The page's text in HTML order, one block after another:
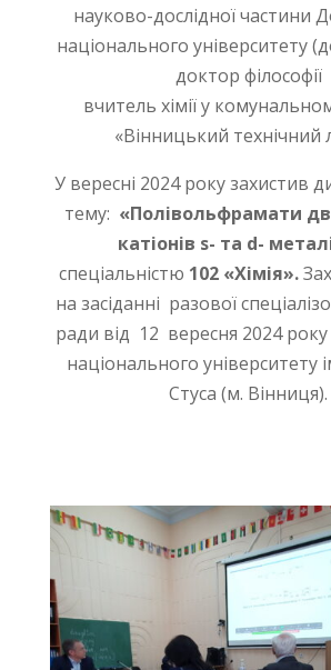
науково-дослідної частини
національного університету
доктор філософії
вчитель хімії у
«Вінницький технічний
У вересні 2024 року захистив
тему: «Полівольфрамати
катіонів s- та d-
спеціальністю 102 «Хімія».
на засіданні разової
ради від 12 вересня 2024
національного університету
Стуса (м. Вінниця).